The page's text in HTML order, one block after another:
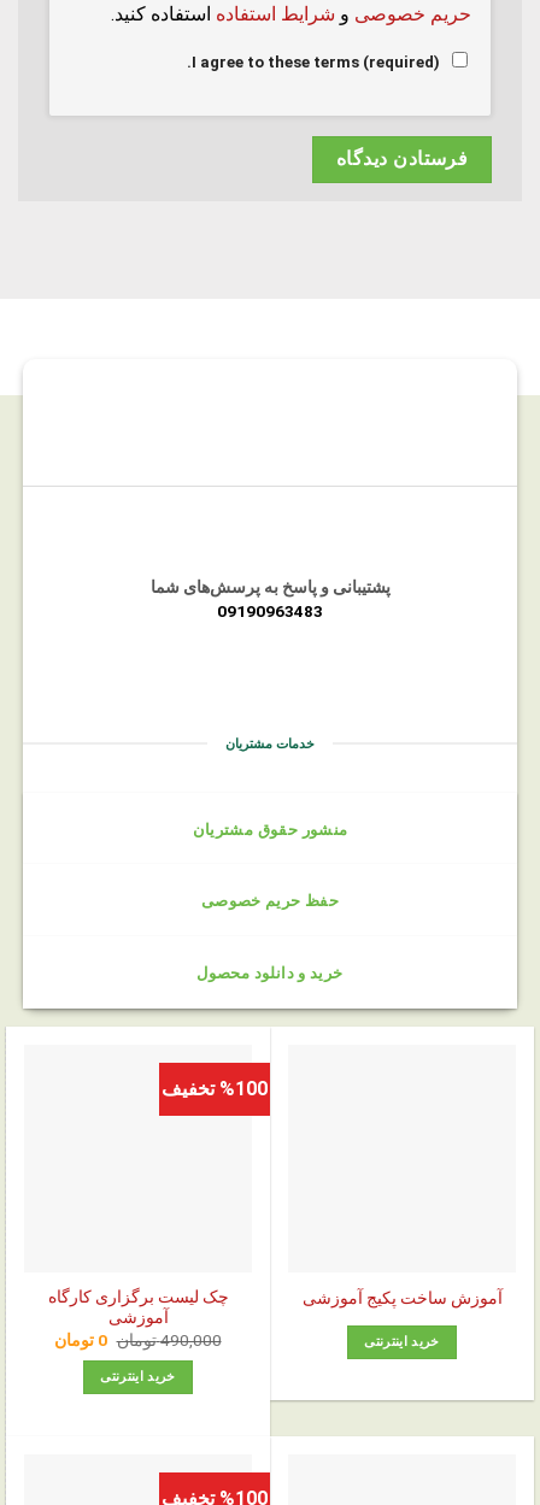
حریم خصوصی و شرایط استفاده استفاده کنید.
I agree to these terms (required).
پشتیبانی و پاسخ به پرسش‌های شما
09190963483
خدمات مشتریان
منشور حقوق مشتریان
حفظ حریم خصوصی
خرید و دانلود محصول
آموزش ساخت پکیج آموزشی
خرید اینترنتی
%100 تخفیف
چک‌ لیست برگزاری کارگاه
آموزشی
490,000تومان قیمت
اصلی:
بود.
0 تومانقیمت
فعلی:
خرید اینترنتی
%100 تخفیف